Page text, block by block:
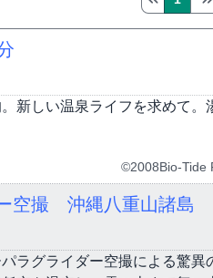
新しい温泉ライフを求めて。
©2008Bio-Tide
空撮 沖縄八重山諸島
ラグライダー空撮による驚異